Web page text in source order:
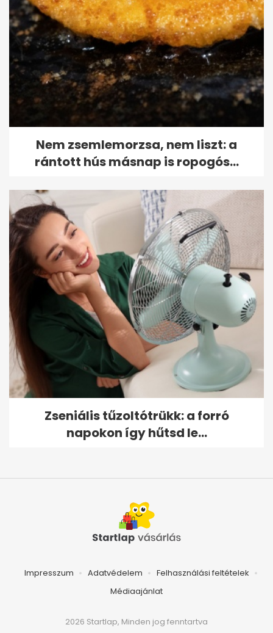
Nem zsemlemorzsa, nem liszt: a
rántott hús másnap is ropogós...
Zseniális tűzoltótrükk: a forró
napokon így hűtsd le...
Impresszum Adatvédelem
Felhasználási feltételek
Médiaajánlat
2026 Startlap, Minden jog fenntartva